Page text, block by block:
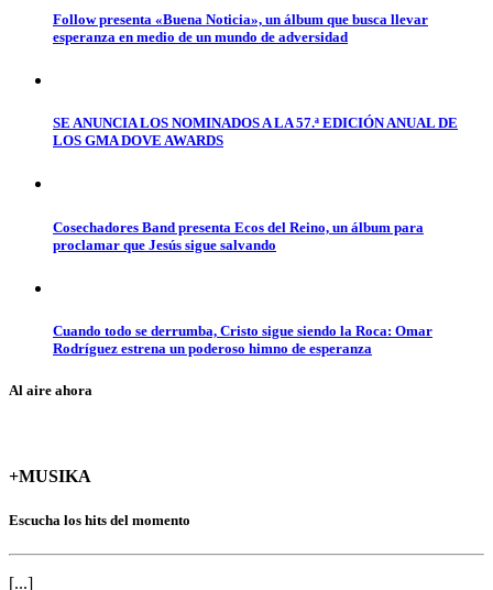
Follow presenta «Buena Noticia», un álbum que busca llevar
esperanza en medio de un mundo de adversidad
SE ANUNCIA LOS NOMINADOS A LA 57.ª EDICIÓN ANUAL DE
LOS GMA DOVE AWARDS
Cosechadores Band presenta Ecos del Reino, un álbum para
proclamar que Jesús sigue salvando
Cuando todo se derrumba, Cristo sigue siendo la Roca: Omar
Rodríguez estrena un poderoso himno de esperanza
Al aire ahora
+MUSIKA
Escucha los hits del momento
[...]